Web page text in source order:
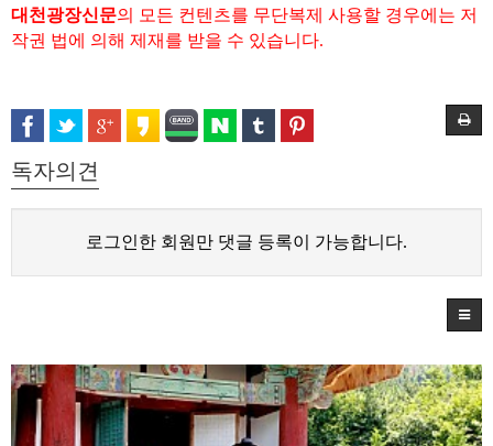
대천광장신문의 모든 컨텐츠를 무단복제 사용할 경우에는 저
작권 법에 의해 제재를 받을 수 있습니다.
독자의견
로그인한 회원만 댓글 등록이 가능합니다.